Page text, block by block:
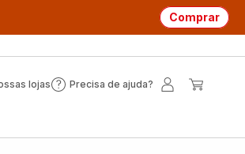
Comprar
lojas Precisa de ajuda?
Precisa